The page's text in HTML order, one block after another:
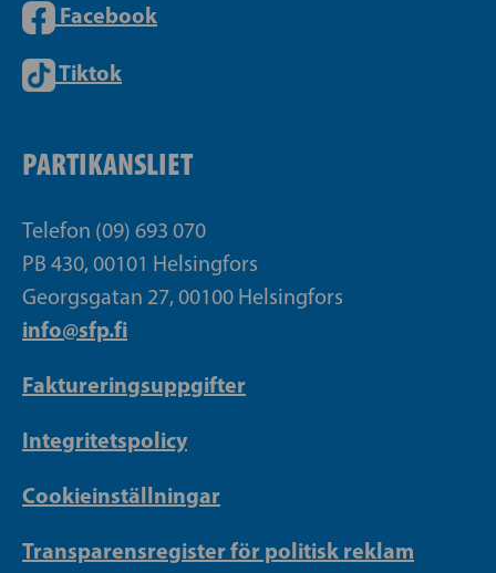
Facebook
Tiktok
PARTIKANSLIET
Telefon (09) 693 070
PB 430, 00101 Helsingfors
Georgsgatan 27, 00100 Helsingfors
info@sfp.fi
Faktureringsuppgifter
Integritetspolicy
Cookieinställningar
Transparensregister för politisk reklam